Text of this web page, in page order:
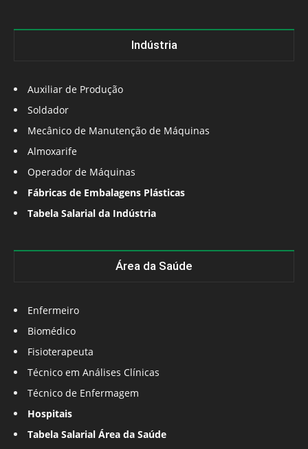
Indústria
Auxiliar de Produção
Soldador
Mecânico de Manutenção de Máquinas
Almoxarife
Operador de Máquinas
Fábricas de Embalagens Plásticas
Tabela Salarial da Indústria
Área da Saúde
Enfermeiro
Biomédico
Fisioterapeuta
Técnico em Análises Clínicas
Técnico de Enfermagem
Hospitais
Tabela Salarial Área da Saúde